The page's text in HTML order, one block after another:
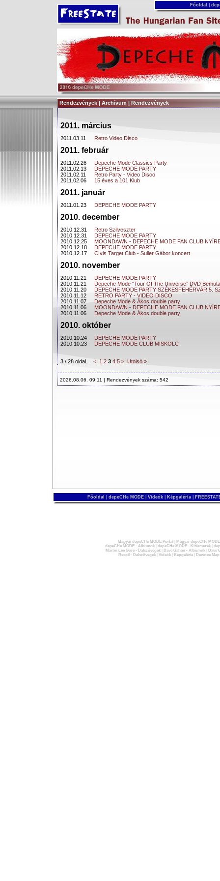
Főoldal
Rendezvények | Archívum | Rendezvények
2011. március
2011.03.11 Retro Video Disco
2011. február
2011.02.26
Depeche Mode Classics Party
2011.02.13
DEPECHE MODE PARTY
2011.02.11
Retro Party - Video Disco
2011.02.06
15 éves a 101 Klub
2011. január
2011.01.23 DEPECHE MODE PARTY
2010. december
2010.12.31
Retro Szilveszter
2010.12.31
DEPECHE MODE PARTY
2010.12.25
MOONDAWN - DEPECHE MODE FAN CLUB
2010.12.18
DEPECHE MODE PARTY
2010.12.17
Cívis Target Club - Suller Gábor koncert
2010. november
2010.11.21
DEPECHE MODE PARTY
2010.11.21
Depeche Mode “Tour Of The Universe” DVD
2010.11.20
DEPECHE MODE PARTY SZÉKESFEHÉRVÁR 5.
2010.11.12
RETRO PARTY - VIDEO DISCO
2010.11.07
Depeche Mode & Ákos double party
2010.11.06
MOONDAWN - DEPECHE MODE FAN CLUB
2010.11.06
Depeche Mode & Ákos double party
2010. október
2010.10.24
DEPECHE MODE PARTY
2010.10.23
DEPECHE MODE CLUB MISKOLC
3 / 28 oldal. < 1 2 3 4 5 > Utolsó »
2026.08.06. 09:11 | Rendezvények száma: 542
Főoldal depeCHe MODE Videók Képgaléria
Magyar depeCHe MODE Portál
Magyar depeCHe
depeCHe MODE - Albumok| depeCHe MODE - Kislemezek|
Martin Lee Gore - Dalszövegek| Dave Gahan - Albumok|
Dave
Recoil - Dalszövegek| Videók| Képgaléria| Devotee Map